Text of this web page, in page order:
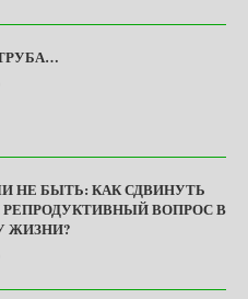
НЕ БЫТЬ: КАК СДВИНУТЬ
ВОПРОС В
ЖИЗНИ?